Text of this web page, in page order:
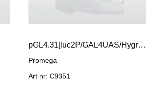
pGL4.31[luc2P/GAL4UAS/Hygro] Vector
Promega
Art nr: C9351